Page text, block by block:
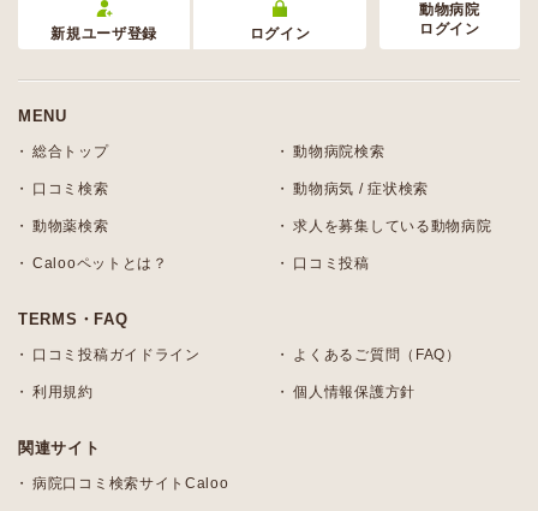
新規ユーザ登録 ログイン
動物病院
ログイン
MENU
総合トップ 動物病院検索
口コミ検索 動物病気 / 症状検索
動物薬検索 求人を募集している動物病院
Calooペットとは？ 口コミ投稿
TERMS・FAQ
口コミ投稿ガイドライン よくあるご質問（FAQ）
利用規約 個人情報保護方針
関連サイト
病院口コミ検索サイトCaloo